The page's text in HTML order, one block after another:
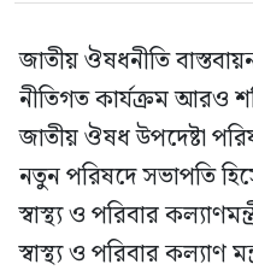
জাতীয় ঔষধনীতি
নীতিগত কার্যক্রম আরও
জাতীয় ঔষধ উপদেষ্টা
নতুন পরিষদে সভাপতি
স্বাস্থ্য ও পরিবার
স্বাস্থ্য ও পরিবার কল্যাণ